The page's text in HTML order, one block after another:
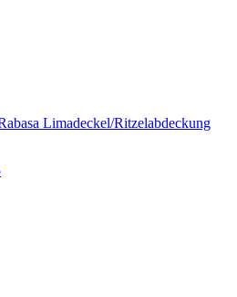
Limadeckel/Ritzelabdeckung